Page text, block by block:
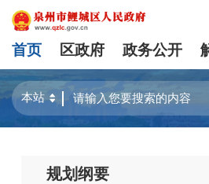
首页 区政府 政务公开
规划纲要